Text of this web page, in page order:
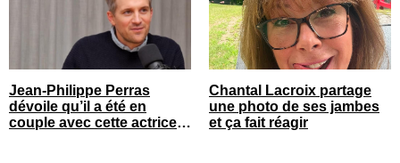
Jean-Philippe Perras
dévoile qu’il a été en
couple avec cette actrice
Chantal Lacroix partage
une photo de ses jambes
et ça fait réagir